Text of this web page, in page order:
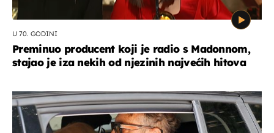
U 70. GODINI
Preminuo producent koji je radio s Madonnom,
stajao je iza nekih od njezinih najvećih hitova